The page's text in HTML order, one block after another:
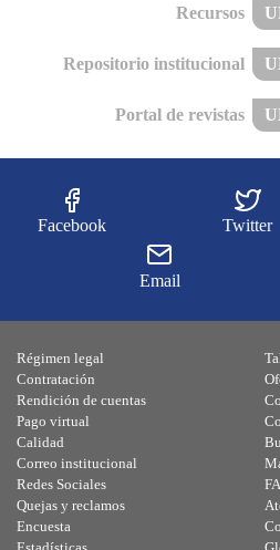
Recursos
Repositorio institucional
Portal de revistas
Facebook Twitter
Email
Régimen legal
Contratación
Rendición de cuentas
Pago virtual
Calidad
Correo institucional
Redes Sociales
Quejas y reclamos
Encuesta